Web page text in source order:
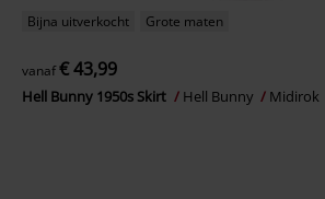
Bijna uitverkocht Grote maten
vanaf€ 43,99
Hell Bunny 1950s Skirt Hell Bunny Midirok